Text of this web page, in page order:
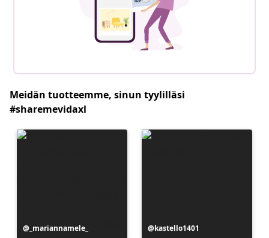
Meidän tuotteemme, sinun tyylilläsi
#sharemevidaxl
Julkaissut
_mariannamele_ Julkaissut
kastello1401